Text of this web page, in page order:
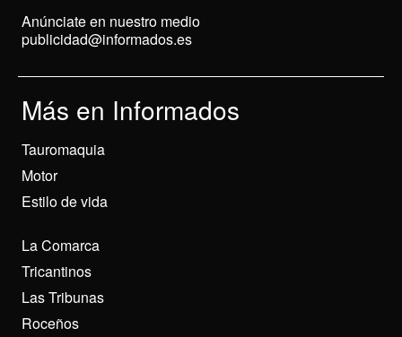
Anúnciate en nuestro medio
publicidad@informados.es
Más en Informados
Tauromaquia
Motor
Estilo de vida
La Comarca
Tricantinos
Las Tribunas
Roceños